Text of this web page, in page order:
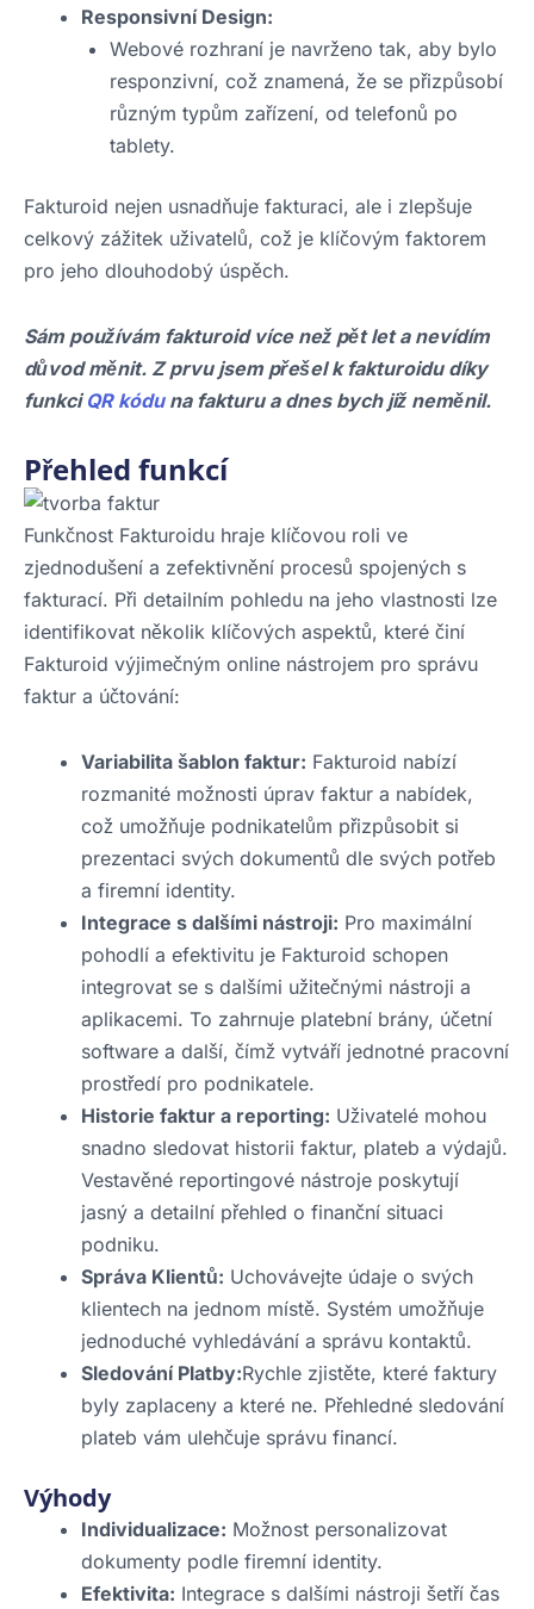
Responsivní Design:
Webové rozhraní je navrženo tak, aby bylo
responzivní, což znamená, že se přizpůsobí
různým typům zařízení, od telefonů po
tablety.
Fakturoid nejen usnadňuje fakturaci, ale i zlepšuje
celkový zážitek uživatelů, což je klíčovým faktorem
pro jeho dlouhodobý úspěch.
Sám používám fakturoid více než pět let a nevídím
důvod měnit. Z prvu jsem přešel k fakturoidu díky
funkciQR kóduna fakturu a dnes bych již neměnil.
Přehled funkcí
Funkčnost Fakturoidu hraje klíčovou roli ve
zjednodušení a zefektivnění procesů spojených s
fakturací. Při detailním pohledu na jeho vlastnosti lze
identifikovat několik klíčových aspektů, které činí
Fakturoid výjimečným online nástrojem pro správu
faktur a účtování:
Variabilita šablon faktur: Fakturoid nabízí
rozmanité možnosti úprav faktur a nabídek,
což umožňuje podnikatelům přizpůsobit si
prezentaci svých dokumentů dle svých potřeb
a firemní identity.
Integrace s dalšími nástroji: Pro maximální
pohodlí a efektivitu je Fakturoid schopen
integrovat se s dalšími užitečnými nástroji a
aplikacemi. To zahrnuje platební brány, účetní
software a další, čímž vytváří jednotné pracovní
prostředí pro podnikatele.
Historie faktur a reporting: Uživatelé mohou
snadno sledovat historii faktur, plateb a výdajů.
Vestavěné reportingové nástroje poskytují
jasný a detailní přehled o finanční situaci
podniku.
Správa Klientů: Uchovávejte údaje o svých
klientech na jednom místě. Systém umožňuje
jednoduché vyhledávání a správu kontaktů.
Sledování Platby:Rychle zjistěte, které faktury
byly zaplaceny a které ne. Přehledné sledování
plateb vám ulehčuje správu financí.
Výhody
Individualizace: Možnost personalizovat
dokumenty podle firemní identity.
Efektivita: Integrace s dalšími nástroji šetří čas